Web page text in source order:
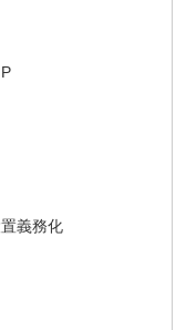
義務化